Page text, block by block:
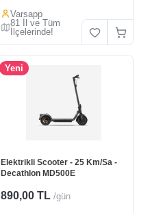
Varsapp
81 İl ve Tüm
İlçelerinde!
Yeni
Elektrikli Scooter - 25 Km/Sa -
Decathlon MD500E
890,00 TL /gün